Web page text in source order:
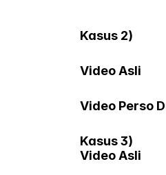
Kasus 2)
Video Asli
Video Perso
Kasus 3)
Video Asli